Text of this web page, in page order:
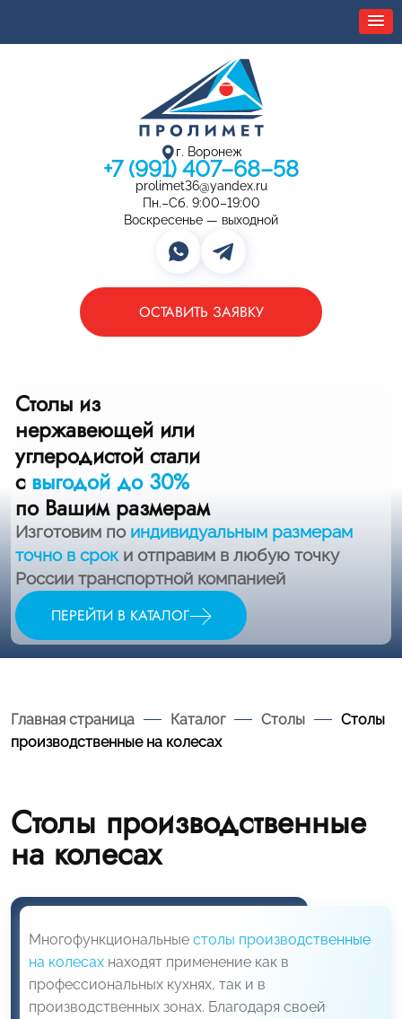
г. Воронеж
+7 (991) 407–68–58
prolimet36@yandex.ru
Пн.–Сб. 9:00–19:00
Воскресенье — выходной
ОСТАВИТЬ ЗАЯВКУ
Главная страница Каталог Столы
Столы
производственные на колесах
Столы производственные
на колесах
Многофункциональные столы производственные
на колесах находят применение как в
профессиональных кухнях, так и в
производственных зонах. Благодаря своей
Столы из
нержавеющей или
углеродистой стали
с выгодой до 30%
по Вашим размерам
Изготовим по индивидуальным размерам
точно в срок и отправим в любую точку
России транспортной компанией
ПЕРЕЙТИ В КАТАЛОГ